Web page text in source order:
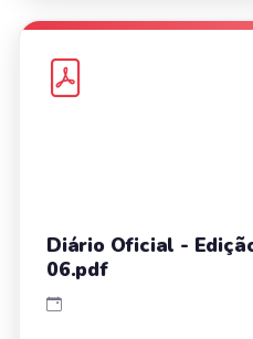
Diário Oficial -
06.pdf